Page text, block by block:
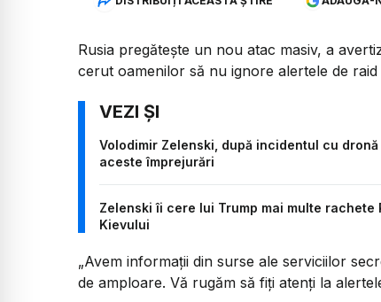
Rusia pregătește un nou atac masiv, a
cerut oamenilor să nu ignore alertele de
Volodimir Zelenski, după incidentul cu
aceste împrejurări
Zelenski îi cere lui Trump mai multe
Kievului
„Avem informații din surse ale serviciilor
de amploare. Vă rugăm să fiți atenți la